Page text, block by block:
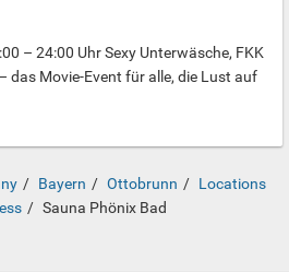
– 24:00 Uhr Sexy Unterwäsche, FKK
das Movie-Event für alle, die Lust auf
Bayern Ottobrunn
Locations
Sauna Phönix Bad